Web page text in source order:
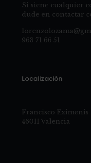
Si siene cualquier
dude en contactar
963 71 66 51
Localización
Francisco Eximenis
46011 Valencia